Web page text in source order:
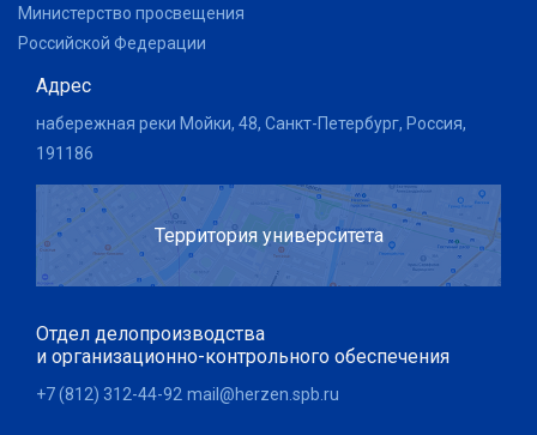
Министерство просвещения
Российской Федерации
Адрес
набережная реки Мойки, 48, Санкт-Петербург, Россия,
191186
Территория университета
Отдел делопроизводства
и организационно-контрольного обеспечения
+7 (812) 312-44-92 mail@herzen.spb.ru